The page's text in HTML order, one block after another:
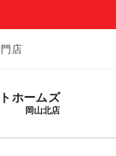
店
ホームズ
岡山北店